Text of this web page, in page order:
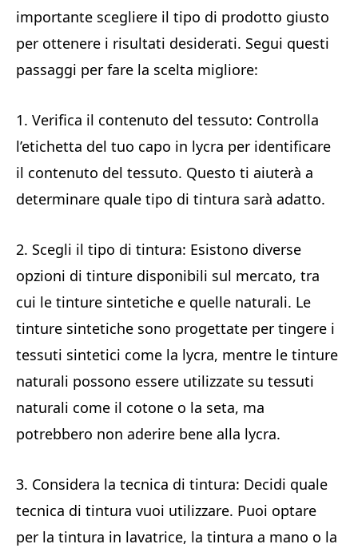
importante scegliere il tipo di prodotto giusto
per ottenere i risultati desiderati. Segui questi
passaggi per fare la scelta migliore:
1. Verifica il contenuto del tessuto: Controlla
l’etichetta del tuo capo in lycra per identificare
il contenuto del tessuto. Questo ti aiuterà a
determinare quale tipo di tintura sarà adatto.
2. Scegli il tipo di tintura: Esistono diverse
opzioni di tinture disponibili sul mercato, tra
cui le tinture sintetiche e quelle naturali. Le
tinture sintetiche sono progettate per tingere i
tessuti sintetici come la lycra, mentre le tinture
naturali possono essere utilizzate su tessuti
naturali come il cotone o la seta, ma
potrebbero non aderire bene alla lycra.
3. Considera la tecnica di tintura: Decidi quale
tecnica di tintura vuoi utilizzare. Puoi optare
per la tintura in lavatrice, la tintura a mano o la